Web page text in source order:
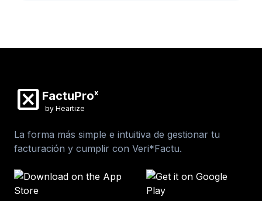
disabled_by_default FactuProx
by Heartize
La forma más simple e intuitiva de gestionar tu
facturación y cumplir con Veri*Factu.